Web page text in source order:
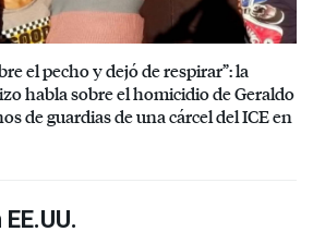
el pecho y dejó de respirar”: la
habla sobre el homicidio de Geraldo
de guardias de una cárcel del ICE en